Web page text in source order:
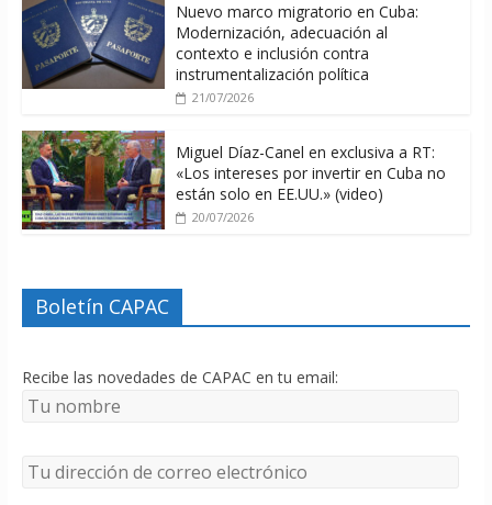
Nuevo marco migratorio en Cuba:
Modernización, adecuación al
contexto e inclusión contra
instrumentalización política
21/07/2026
Miguel Díaz-Canel en exclusiva a RT:
«Los intereses por invertir en Cuba no
están solo en EE.UU.» (video)
20/07/2026
Boletín CAPAC
Recibe las novedades de CAPAC en tu email: